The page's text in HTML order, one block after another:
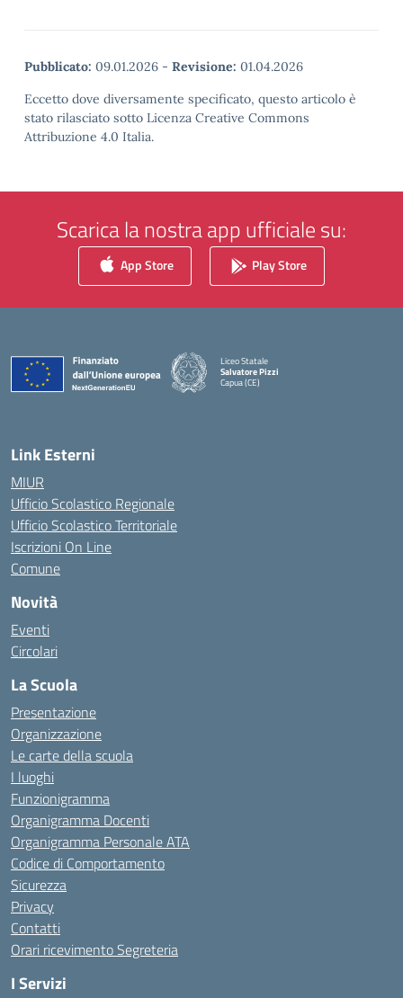
Pubblicato: 09.01.2026 - Revisione: 01.04.2026
Eccetto dove diversamente specificato, questo articolo è
stato rilasciato sotto Licenza Creative Commons
Attribuzione 4.0 Italia.
Scarica la nostra app ufficiale su:
App Store Play Store
Liceo Statale
Salvatore Pizzi
Capua (CE)
Link Esterni
MIUR
Ufficio Scolastico Regionale
Ufficio Scolastico Territoriale
Iscrizioni On Line
Comune
Novità
Eventi
Circolari
La Scuola
Presentazione
Organizzazione
Le carte della scuola
I luoghi
Funzionigramma
Organigramma Docenti
Organigramma Personale ATA
Codice di Comportamento
Sicurezza
Privacy
Contatti
Orari ricevimento Segreteria
I Servizi